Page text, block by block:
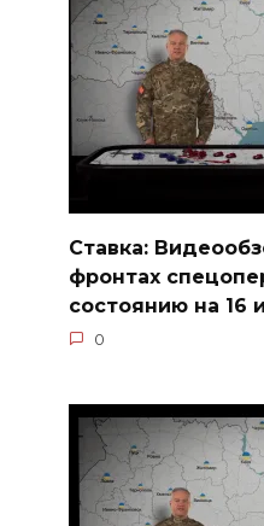
Ставка:
фронтах
состоянию на 16
0